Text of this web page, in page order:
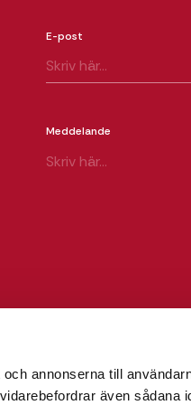
annonserna till
även sådana
E-post
Meddelande